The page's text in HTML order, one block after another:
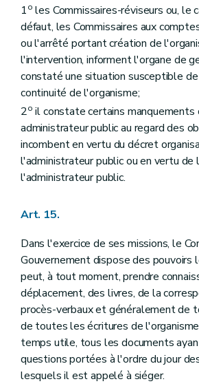
1o les Commissaires-réviseurs ou, le
défaut, les Commissaires aux
ou l'arrêté portant création de
l'intervention, informent l'organe de
constaté une situation susceptible
continuité de l'organisme;
2o il constate certains manquements
administrateur public au regard des
incombent en vertu du décret
l'administrateur public ou en vertu de
l'administrateur public.
Art. 15.
Dans l'exercice de ses missions, le
Gouvernement dispose des pouvoirs
peut, à tout moment, prendre
déplacement, des livres, de la
procès-verbaux et généralement de
de toutes les écritures de
temps utile, tous les documents
questions portées à l'ordre du jour
lesquels il est appelé à siéger.